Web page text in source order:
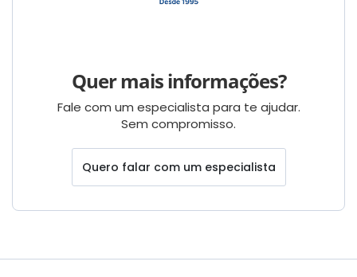
Quer mais informações?
Fale com um especialista para te ajudar.
Sem compromisso.
Quero falar com um especialista